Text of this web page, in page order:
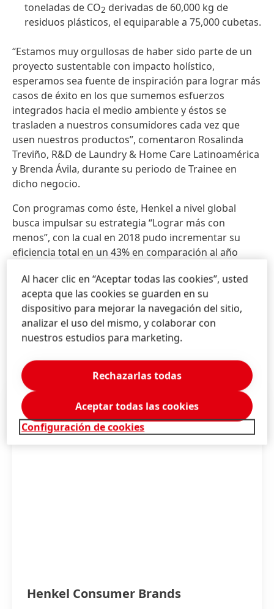
toneladas de CO2 derivadas de 60,000 kg de
residuos plásticos, el equiparable a 75,000 cubetas.
“Estamos muy orgullosas de haber sido parte de un
proyecto sustentable con impacto holístico,
esperamos sea fuente de inspiración para lograr más
casos de éxito en los que sumemos esfuerzos
integrados hacia el medio ambiente y éstos se
trasladen a nuestros consumidores cada vez que
usen nuestros productos”, comentaron Rosalinda
Treviño, R&D de Laundry & Home Care Latinoamérica
y Brenda Ávila, durante su periodo de Trainee en
dicho negocio.
Con programas como éste, Henkel a nivel global
busca impulsar su estrategia “Lograr más con
menos”, con la cual en 2018 pudo incrementar su
eficiencia total en un 43% en comparación al año
eficiencia de recursos en un 75% para el 2020.
Henkel Consumer Brands
Al hacer clic en “Aceptar todas las cookies”, usted
acepta que las cookies se guarden en su
dispositivo para mejorar la navegación del sitio,
analizar el uso del mismo, y colaborar con
nuestros estudios para marketing.
Configuración de cookies
Rechazarlas todas
Aceptar todas las cookies